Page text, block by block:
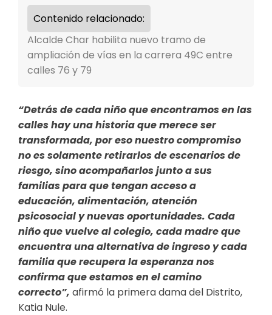
Contenido relacionado:
Alcalde Char habilita nuevo tramo de
ampliación de vías en la carrera 49C entre
calles 76 y 79
“Detrás de cada niño que encontramos en las
calles hay una historia que merece ser
transformada, por eso nuestro compromiso
no es solamente retirarlos de escenarios de
riesgo, sino acompañarlos junto a sus
familias para que tengan acceso a
educación, alimentación, atención
psicosocial y nuevas oportunidades. Cada
niño que vuelve al colegio, cada madre que
encuentra una alternativa de ingreso y cada
familia que recupera la esperanza nos
confirma que estamos en el camino
correcto”, afirmó la primera dama del Distrito,
Katia Nule.